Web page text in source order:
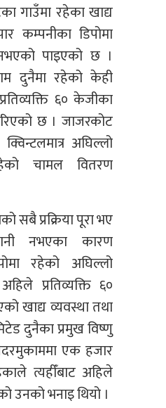
गाउँमा रहेका खाद्य
कम्पनीका डिपोमा
पाइएको छ ।
दुनैमा रहेको केही
६० केजीका
छ । जाजरकोट
अघिल्लो
चामल वितरण
सबै प्रक्रिया पूरा भए
नभएका कारण
रहेको अघिल्लो
प्रतिव्यक्ति ६०
खाद्य व्यवस्था तथा
दुनैका प्रमुख विष्णु
एक हजार
त्यहीँबाट अहिले
उनको भनाइ थियो ।